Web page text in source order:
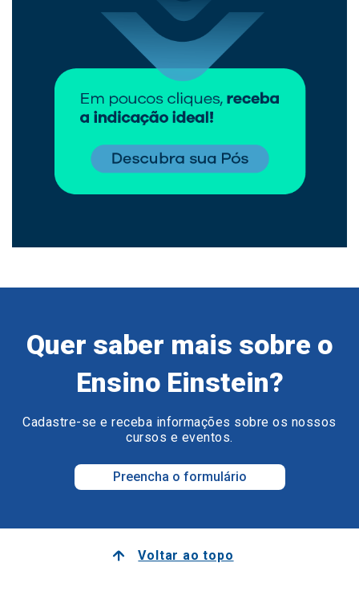
Quer saber mais sobre o
Ensino Einstein?
Cadastre-se e receba informações sobre os nossos
cursos e eventos.
Preencha o formulário
Voltar ao topo